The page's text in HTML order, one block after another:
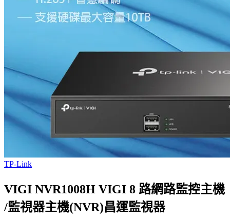
TP-Link
VIGI NVR1008H VIGI 8 路網路監控主機
/監視器主機(NVR)昌運監視器